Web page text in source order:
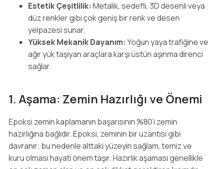
Estetik Çeşitlilik: Metalik, sedefli, 3D desenli veya
düz renkler gibi çok geniş bir renk ve desen
yelpazesi sunar.
Yüksek Mekanik Dayanım: Yoğun yaya trafiğine ve
ağır yük taşıyan araçlara karşı üstün aşınma direnci
sağlar.
1. Aşama: Zemin Hazırlığı ve Önemi
Epoksi zemin kaplamanın başarısının %80’i zemin
hazırlığına bağlıdır. Epoksi, zeminin bir uzantısı gibi
davranır; bu nedenle alttaki yüzeyin sağlam, temiz ve
kuru olması hayati önem taşır. Hazırlık aşaması genellikle